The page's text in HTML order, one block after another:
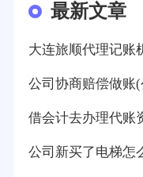
最新文章
大连旅顺代理记账
公司协商赔偿做账
借会计去办理代账
公司新买了电梯怎